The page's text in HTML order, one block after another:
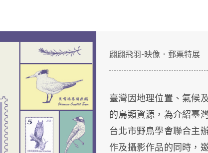
翩翩飛羽-映像．郵票特展
臺灣因地理位置、氣候
的鳥類資源，為介紹臺
台北市野鳥學會聯合主
作及攝影作品的同時，